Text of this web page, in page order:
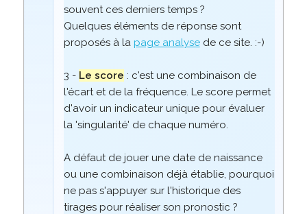
souvent ces derniers temps ?
Quelques éléments de réponse sont
proposés à la page analysede ce site. :-)
3 - Le score : c'est une combinaison de
l'écart et de la fréquence. Le score permet
d'avoir un indicateur unique pour évaluer
la 'singularité' de chaque numéro.
A défaut de jouer une date de naissance
ou une combinaison déjà établie, pourquoi
ne pas s'appuyer sur l'historique des
tirages pour réaliser son pronostic ?